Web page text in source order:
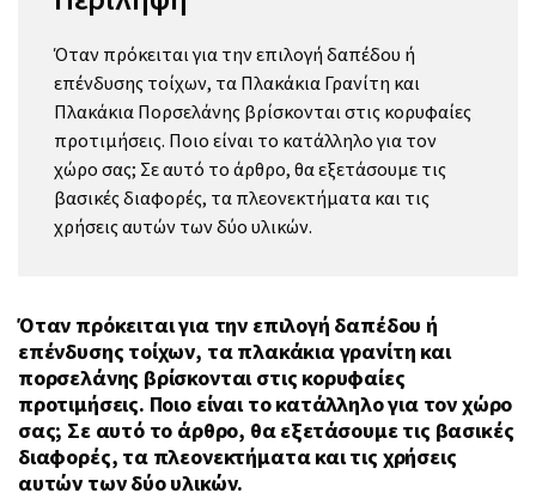
Όταν πρόκειται για την επιλογή δαπέδου ή
επένδυσης τοίχων, τα Πλακάκια Γρανίτη και
Πλακάκια Πορσελάνης βρίσκονται στις κορυφαίες
προτιμήσεις. Ποιο είναι το κατάλληλο για τον
χώρο σας; Σε αυτό το άρθρο, θα εξετάσουμε τις
βασικές διαφορές, τα πλεονεκτήματα και τις
χρήσεις αυτών των δύο υλικών.
Όταν πρόκειται για την επιλογή δαπέδου ή
επένδυσης τοίχων, τα πλακάκια γρανίτη και
πορσελάνης βρίσκονται στις κορυφαίες
προτιμήσεις. Ποιο είναι το κατάλληλο για τον χώρο
σας; Σε αυτό το άρθρο, θα εξετάσουμε τις βασικές
διαφορές, τα πλεονεκτήματα και τις χρήσεις
αυτών των δύο υλικών.